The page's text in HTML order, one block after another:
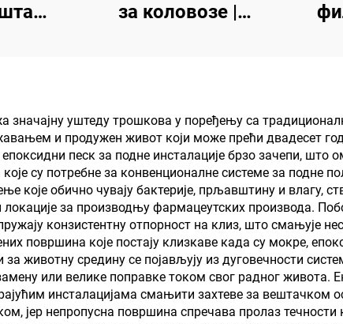
за коловозе |
значајну уштеду трошкова у поређењу са
и продужен живот који може прећи двадесет
епоксидни песк за подне инсталације брзо зачепи,
су потребне за конвенционалне системе за подне
које обично чувају бактерије, прљавштину и влагу,
за производњу фармацеутских производа.
конзистентну отпорност на клиз, што смањује
површина које постају клизкаве када су мокре,
животну средину се појављују из дуговечности
или велике поправке током свог радног живота.
инсталацијама смањити захтеве за
јер непропусна површина спречава пролаз